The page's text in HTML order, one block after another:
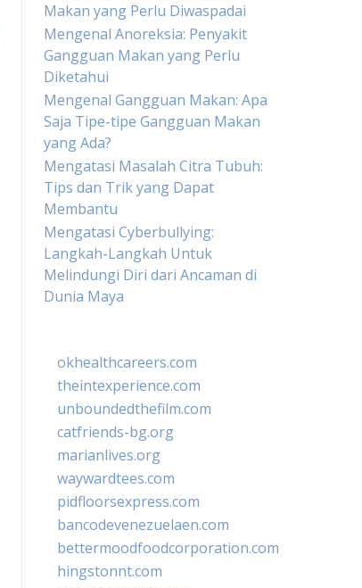
Makan yang Perlu Diwaspadai
Mengenal Anoreksia: Penyakit
Gangguan Makan yang Perlu
Diketahui
Mengenal Gangguan Makan: Apa
Saja Tipe-tipe Gangguan Makan
yang Ada?
Mengatasi Masalah Citra Tubuh:
Tips dan Trik yang Dapat
Membantu
Mengatasi Cyberbullying:
Langkah-Langkah Untuk
Melindungi Diri dari Ancaman di
Dunia Maya
okhealthcareers.com
theintexperience.com
unboundedthefilm.com
catfriends-bg.org
marianlives.org
waywardtees.com
pidfloorsexpress.com
bancodevenezuelaen.com
bettermoodfoodcorporation.com
hingstonnt.com